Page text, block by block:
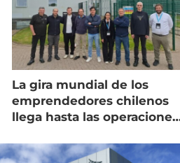
La gira mundial de los
emprendedores chilenos
llega hasta las operaciones